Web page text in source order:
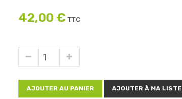
42,00 € TTC
AJOUTER AU PANIER AJOUTER À MA LISTE